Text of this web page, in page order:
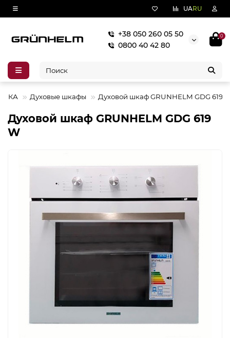
UARU
+38 050 260 05 50
0800 40 42 80
0
Духовые шкафы Духовой шкаф GRUNHELM GDG 619
Духовой шкаф GRUNHELM GDG 619
W